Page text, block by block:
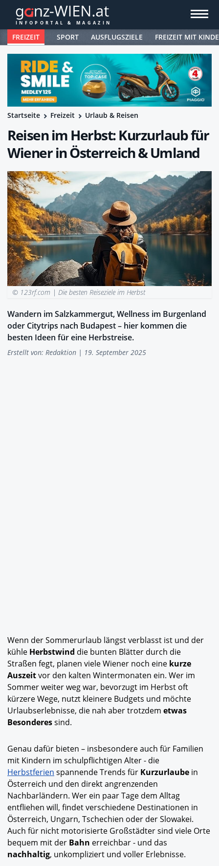
FREIZEIT SPORT AUSFLUGSZIELE FREIZEIT MIT
Startseite Freizeit Urlaub & Reisen
Reisen im Herbst: Kurzurlaub für
Wiener in Österreich & Umland
© 123rf.com |Die besten Reiseziele im Herbst
Wandern im Salzkammergut, Wellness im Burgenland
oder Citytrips nach Budapest – hier kommen die
besten Ideen für eine Herbstreise.
Erstellt von: Redaktion | 19. September 2025
Wenn der Sommerurlaub längst verblasst ist und der
kühle Herbstwind die bunten Blätter durch die
Straßen fegt, planen viele Wiener noch eine kurze
Auszeitvor den kalten Wintermonaten ein. Wer im
Sommer weiter weg war, bevorzugt im Herbst oft
kürzere Wege, nutzt kleinere Budgets und möchte
Urlaubserlebnisse, die nah aber trotzdem etwas
Besonderessind.
Genau dafür bieten – insbesondere auch für Familien
mit Kindern im schulpflichtigen Alter - die
Herbstferien spannende Trends für Kurzurlaube in
Österreich und den direkt angrenzenden
Nachbarländern. Wer ein paar Tage dem Alltag
entfliehen will, findet verschiedene Destinationen in
Österreich, Ungarn, Tschechien oder der Slowakei.
Auch für nicht motorisierte Großstädter sind viele Orte
bequem mit der Bahn erreichbar - und das
nachhaltig, unkompliziert und voller Erlebnisse.